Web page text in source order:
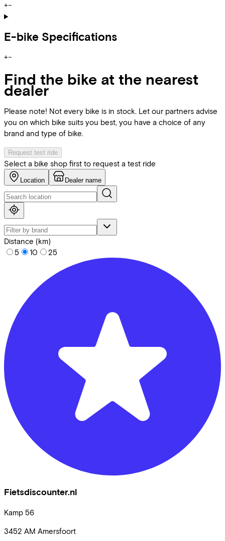
+−
E-bike Specifications
+−
Find the bike at the nearest
dealer
Please note! Not every bike is in stock. Let our partners advise
you on which bike suits you best, you have a choice of any
brand and type of bike.
Request test ride
Select a bike shop first to request a test ride
Location Dealer name
Distance (km)
5
10 25
Fietsdiscounter.nl
Kamp 56
3452 AM Amersfoort